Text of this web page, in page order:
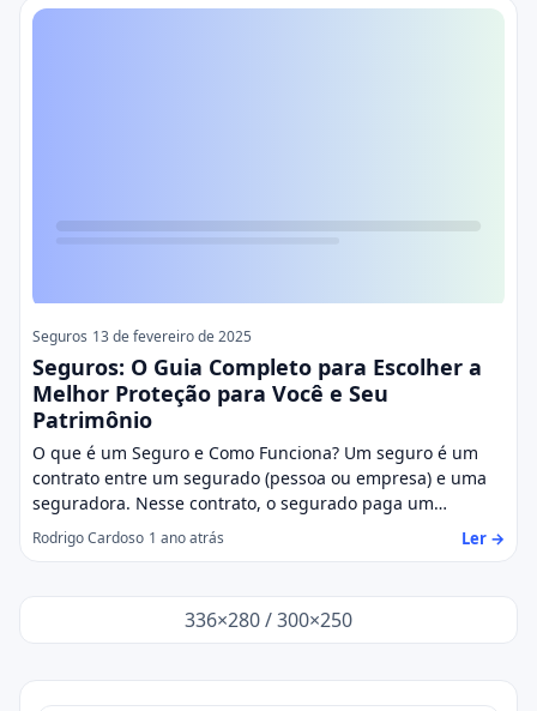
Seguros 13 de fevereiro de 2025
Seguros: O Guia Completo para Escolher a
Melhor Proteção para Você e Seu
Patrimônio
O que é um Seguro e Como Funciona? Um seguro é um
contrato entre um segurado (pessoa ou empresa) e uma
seguradora. Nesse contrato, o segurado paga um…
Rodrigo Cardoso 1 ano atrás Ler →
336×280 / 300×250